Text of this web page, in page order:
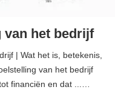
van het bedrijf
| Wat het is, betekenis,
van het bedrijf
financiën en dat ...…